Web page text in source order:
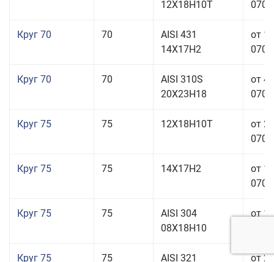
12Х18Н10Т
Круг 70 70
AISI 431
14Х17Н2
от
Круг 70 70
AISI 310S
20Х23Н18
от
Круг 75 75 12Х18Н10Т
от
Круг 75 75 14Х17Н2
от
Круг 75 75
AISI 304
08Х18Н10
от
Круг 75 75 AISI 321 от